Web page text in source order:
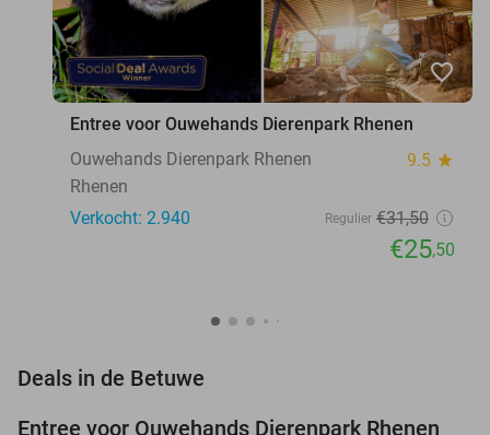
favorite_border
Entree voor Ouwehands Dierenpark Rhenen
Ouwehands Dierenpark Rhenen
9.5 star
Rhenen
Verkocht: 2.940
Regulier €31,50
€25,50
Deals in de Betuwe
Entree voor Ouwehands Dierenpark Rhenen